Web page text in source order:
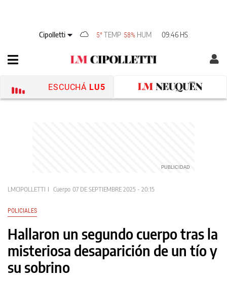
Cipolletti 5° TEMP 58% HUM 09:46 HS
ESCUCHÁ LU5
LMCIPOLLETTI Cuerpo 07 DE SEPTIEMBRE 2025 - 20:15
POLICIALES
Hallaron un segundo cuerpo tras la
misteriosa desaparición de un tío y
su sobrino